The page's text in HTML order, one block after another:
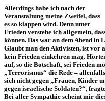
Allerdings habe ich nach der
Veranstaltung meine Zweifel, dass
es so klappen wird. Denn unter
Frieden verstehe ich allgemein,
können. Das war an dem Abend in
Glaubt man den Aktivisten, ist vor
kein Frieden einkehren mag.
auf, so die Botschaft, sei Frieden
„Terrorismus“ die Rede –
sich nicht gegen „Frauen, Kinder
gegen israelische Soldaten?“,
Bei aller Sympathie scheint mir